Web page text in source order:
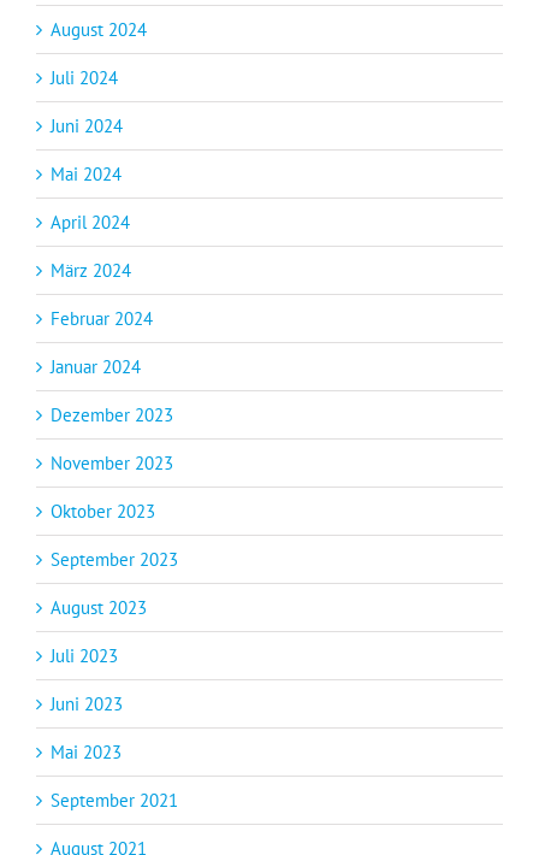
August 2024
Juli 2024
Juni 2024
Mai 2024
April 2024
März 2024
Februar 2024
Januar 2024
Dezember 2023
November 2023
Oktober 2023
September 2023
August 2023
Juli 2023
Juni 2023
Mai 2023
September 2021
August 2021